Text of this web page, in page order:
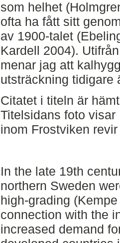
som helhet
ofta ha fått sitt
av 1900-talet
Kardell 2004).
menar jag att
utsträckning tidigare
Citatet i titeln är
Titelsidans foto
inom Frostviken
In the late 19th
northern Sweden
high-grading
connection with the
increased demand